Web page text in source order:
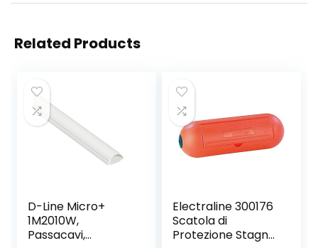
Related Products
D-Line Micro+
1M2010W,
Passacavi,
Electraline 300176
Scatola di
Protezione Stagna